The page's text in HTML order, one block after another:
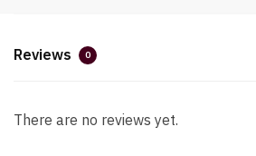
Reviews 0
There are no reviews yet.